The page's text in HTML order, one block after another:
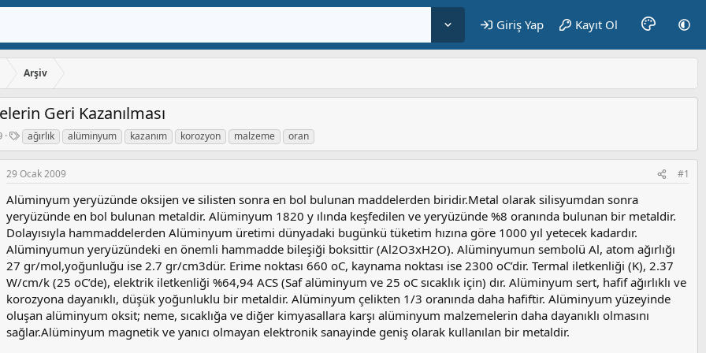
Giriş Yap Kayıt Ol
Arşiv
Geri Kazanılması
E
t
i
k
t
l
e
r
ağırlık alüminyum kazanım korozyon malzeme oran
29 Ocak 2009 #1
Alüminyum yeryüzünde oksijen ve silisten sonra en bol bulunan maddelerden biridir.Metal olarak silisyumdan sonra
yeryüzünde en bol bulunan metaldir. Alüminyum 1820 y ılında keşfedilen ve yeryüzünde %8 oranında bulunan bir metaldir.
Dolayısıyla hammaddelerden Alüminyum üretimi dünyadaki bugünkü tüketim hızına göre 1000 yıl yetecek kadardır.
Alüminyumun yeryüzündeki en önemli hammadde bileşiği boksittir (Al2O3xH2O). Alüminyumun sembolü Al, atom ağırlığı
27 gr/mol,yoğunluğu ise 2.7 gr/cm3dür. Erime noktası 660 oC, kaynama noktası ise 2300 oC’dir. Termal iletkenliği (K), 2.37
W/cm/k (25 oC’de), elektrik iletkenliği %64,94 ACS (Saf alüminyum ve 25 oC sıcaklık için) dır. Alüminyum sert, hafif ağırlıklı ve
korozyona dayanıklı, düşük yoğunluklu bir metaldir. Alüminyum çelikten 1/3 oranında daha hafiftir. Alüminyum yüzeyinde
oluşan alüminyum oksit; neme, sıcaklığa ve diğer kimyasallara karşı alüminyum malzemelerin daha dayanıklı olmasını
sağlar.Alüminyum magnetik ve yanıcı olmayan elektronik sanayinde geniş olarak kullanılan bir metaldir.